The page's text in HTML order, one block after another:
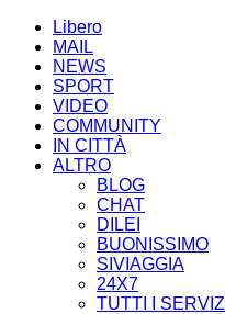
Libero
MAIL
NEWS
SPORT
VIDEO
COMMUNITY
IN CITTÀ
ALTRO
BLOG
CHAT
DILEI
BUONISSIMO
SIVIAGGIA
24X7
TUTTI I SERVIZI